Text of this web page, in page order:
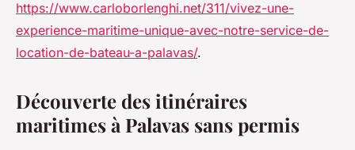
https://www.carloborlenghi.net/311/vivez-une-
experience-maritime-unique-avec-notre-service-de-
location-de-bateau-a-palavas/.
Découverte des itinéraires
maritimes à Palavas sans permis